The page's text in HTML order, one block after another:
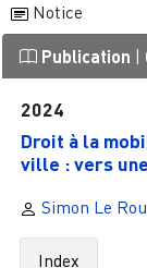
Notice
Publication |
2024
Droit à la
ville : vers
Simon Le
Index